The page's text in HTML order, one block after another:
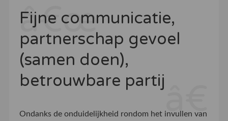
Fijne communicatie,
partnerschap gevoel
(samen doen),
betrouwbare partij
Ondanks de onduidelijkheid rondom het invullen van